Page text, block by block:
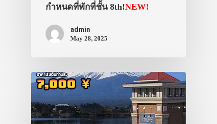
กำหนดที่พักที่ชั้น 8th!NEW!
admin
May 28, 2025